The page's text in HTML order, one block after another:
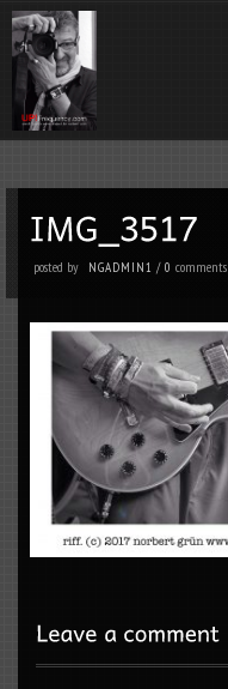
posted by NGADMIN1 /0comments